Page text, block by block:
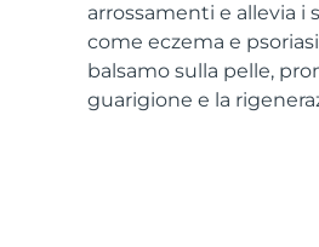
arrossamenti e allevia
come eczema e
balsamo sulla pelle,
guarigione e la
APP FOREO
CHI SIAMO